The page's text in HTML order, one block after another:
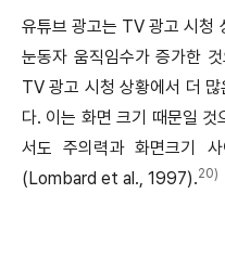
유튜브 광고는 TV 광고 시청
눈동자 움직임수가 증가한
TV 광고 시청 상황에서 더
다. 이는 화면 크기 때문일 것
서도 주의력과 화면크기
(Lombard et al., 1997).20)